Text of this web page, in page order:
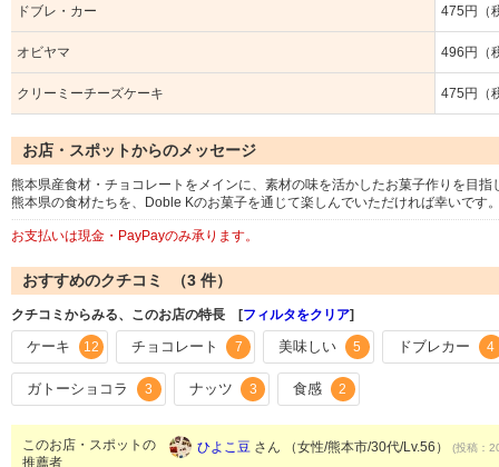
ドブレ・カー 475円（
オビヤマ 496円（
クリーミーチーズケーキ 475円（
お店・スポットからのメッセージ
熊本県産食材・チョコレートをメインに、素材の味を活かしたお菓子作りを目指
熊本県の食材たちを、Doble Kのお菓子を通じて楽しんでいただければ幸いです
お支払いは現金・PayPayのみ承ります。
おすすめのクチコミ （3 件）
クチコミからみる、このお店の特長 [フィルタをクリア]
ケーキ 12 チョコレート 7 美味しい 5 ドブレカー 4
ガトーショコラ 3 ナッツ 3 食感 2
このお店・スポットの
推薦者
ひよこ豆 さん （女性/熊本市/30代/Lv.56） (投稿：